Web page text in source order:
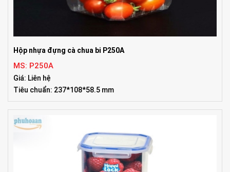
Hộp nhựa đựng cà chua bi P250A
MS: P250A
Giá: Liên hệ
Tiêu chuẩn: 237*108*58.5 mm